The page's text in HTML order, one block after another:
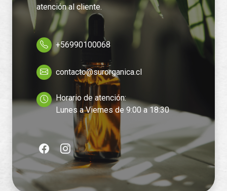
atención al cliente.
+56990100068
contacto@surorganica.cl
Horario de atención:
Lunes a Viernes de 9:00 a 18:30